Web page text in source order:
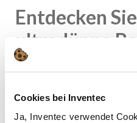
Cookies bei Inventec
Ja, Inventec verwendet
Entdecken
ultradünne
zum Schutz vor
Korrosion!